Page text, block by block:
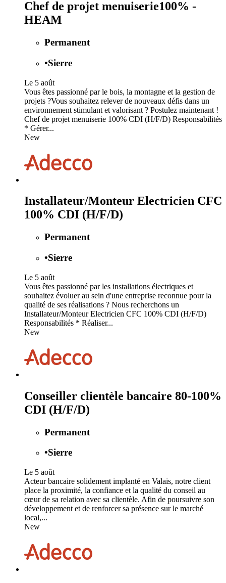
Chef de projet menuiserie100% -
HEAM
Permanent
•Sierre
Le 5 août
Vous êtes passionné par le bois, la montagne et la gestion de
projets ?Vous souhaitez relever de nouveaux défis dans un
environnement stimulant et valorisant ? Postulez maintenant !
Chef de projet menuiserie 100% CDI (H/F/D) Responsabilités
* Gérer...
New
Installateur/Monteur Electricien CFC
100% CDI (H/F/D)
Permanent
•Sierre
Le 5 août
Vous êtes passionné par les installations électriques et
souhaitez évoluer au sein d'une entreprise reconnue pour la
qualité de ses réalisations ? Nous recherchons un
Installateur/Monteur Electricien CFC 100% CDI (H/F/D)
Responsabilités * Réaliser...
New
Conseiller clientèle bancaire 80-100%
CDI (H/F/D)
Permanent
•Sierre
Le 5 août
Acteur bancaire solidement implanté en Valais, notre client
place la proximité, la confiance et la qualité du conseil au
cœur de sa relation avec sa clientèle. Afin de poursuivre son
développement et de renforcer sa présence sur le marché
local,...
New